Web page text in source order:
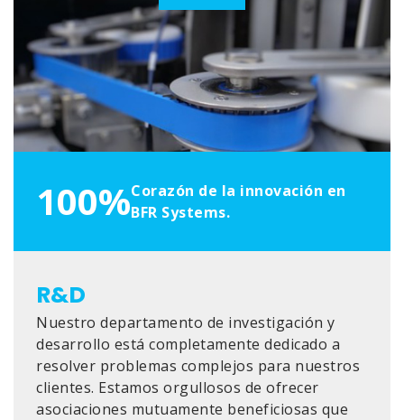
100%Corazón de la innovación en
BFR Systems.
R&D
Nuestro departamento de investigación y
desarrollo está completamente dedicado a
resolver problemas complejos para nuestros
clientes. Estamos orgullosos de ofrecer
asociaciones mutuamente beneficiosas que